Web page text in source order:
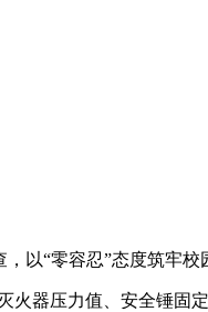
“零容忍”态度筑牢校
器压力值、安全锤固